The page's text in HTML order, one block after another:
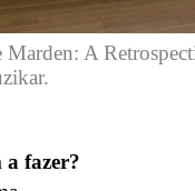
Marden: A
fazer?